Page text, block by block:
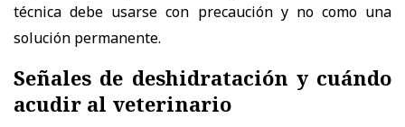
técnica debe usarse con precaución y no como una
solución permanente.
Señales de deshidratación y cuándo
acudir al veterinario